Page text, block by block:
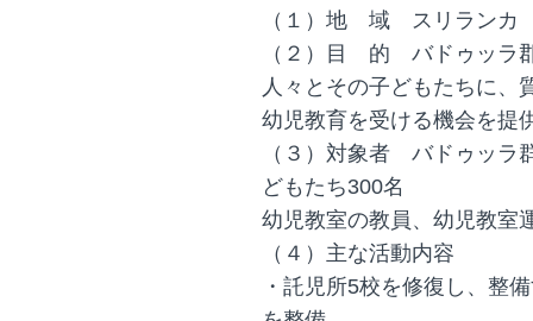
（１）地 域 スリランカ
（２）目 的 バドゥッラ
人々とその子どもたちに、
幼児教育を受ける機会を提
（３）対象者 バドゥッラ
どもたち300名
幼児教室の教員、幼児教室
（４）主な活動内容
・託児所5校を修復し、整